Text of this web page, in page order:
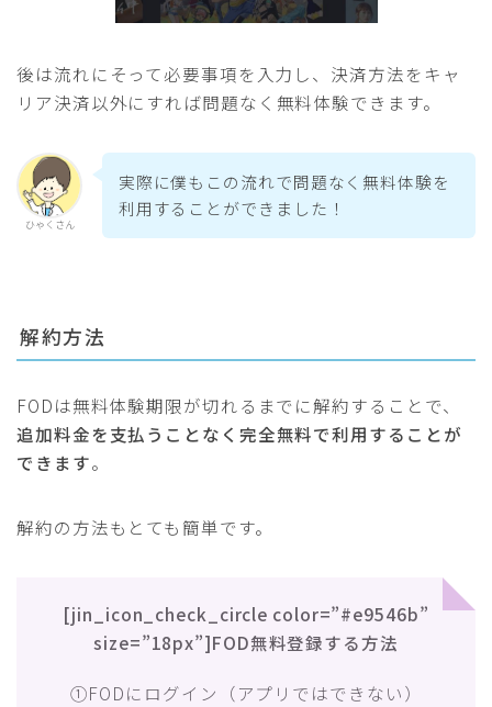
後は流れにそって必要事項を入力し、決済方法をキャ
リア決済以外にすれば問題なく無料体験できます。
ひゃくさん
実際に僕もこの流れで問題なく無料体験を
利用することができました！
解約方法
FODは無料体験期限が切れるまでに解約することで、
追加料金を支払うことなく完全無料で利用することが
できます。
解約の方法もとても簡単です。
[jin_icon_check_circle color=”#e9546b”
size=”18px”]FOD無料登録する方法
①FODにログイン（アプリではできない）